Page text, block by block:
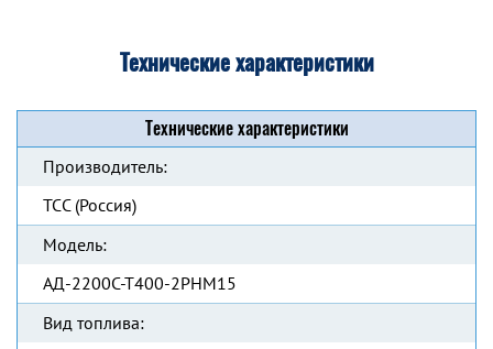
Технические характеристики
Технические характеристики
Производитель:
ТСС (Россия)
Модель:
АД-2200С-Т400-2РНМ15
Вид топлива: